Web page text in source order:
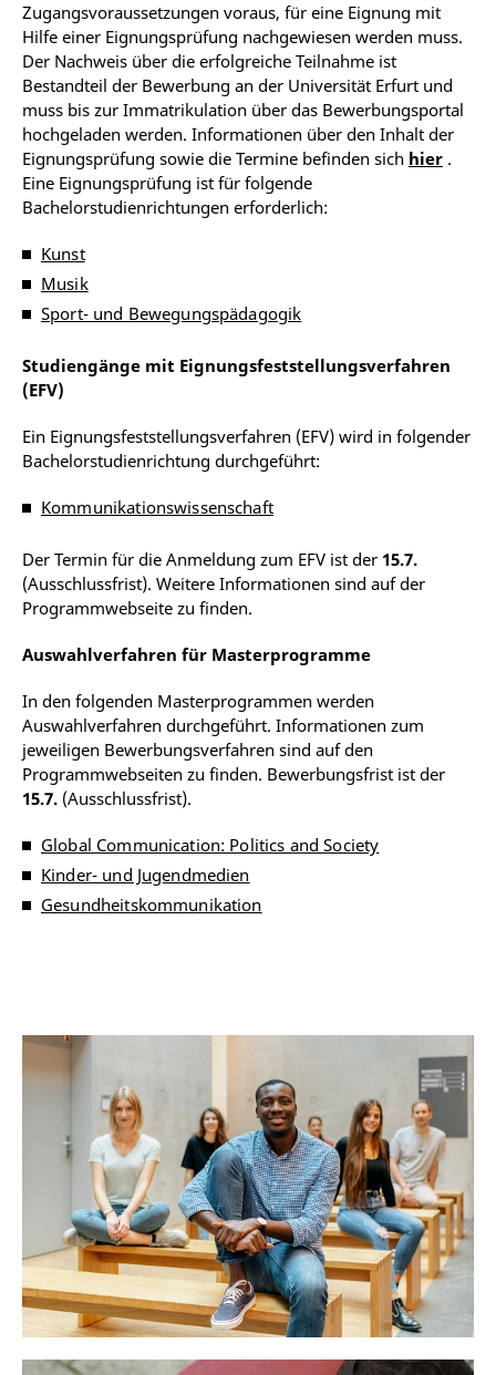
Zugangsvoraussetzungen voraus, für eine Eignung mit
Hilfe einer Eignungsprüfung nachgewiesen werden muss.
Der Nachweis über die erfolgreiche Teilnahme ist
Bestandteil der Bewerbung an der Universität Erfurt und
muss bis zur Immatrikulation über das Bewerbungsportal
hochgeladen werden. Informationen über den Inhalt der
Eignungsprüfung sowie die Termine befinden sich hier .
Eine Eignungsprüfung ist für folgende
Bachelorstudienrichtungen erforderlich:
Kunst
Musik
Sport- und Bewegungspädagogik
Studiengänge mit Eignungsfeststellungsverfahren
(EFV)
Ein Eignungsfeststellungsverfahren (EFV) wird in folgender
Bachelorstudienrichtung durchgeführt:
Kommunikationswissenschaft
Der Termin für die Anmeldung zum EFV ist der 15.7.
(Ausschlussfrist). Weitere Informationen sind auf der
Programmwebseite zu finden.
Auswahlverfahren für Masterprogramme
In den folgenden Masterprogrammen werden
Auswahlverfahren durchgeführt. Informationen zum
jeweiligen Bewerbungsverfahren sind auf den
Programmwebseiten zu finden. Bewerbungsfrist ist der
15.7. (Ausschlussfrist).
Global Communication: Politics and Society
Kinder- und Jugendmedien
Gesundheitskommunikation